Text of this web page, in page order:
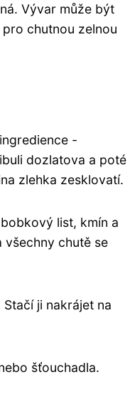
Vývar může být
chutnou zelnou
-
dozlatova a poté
zlehka zesklovatí.
list, kmín a
všechny chutě se
ji nakrájet na
šťouchadla.